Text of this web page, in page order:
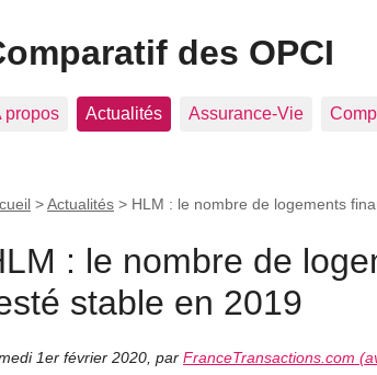
des OPCI
propos Actualités Assurance-Vie
>Actualités > HLM : le nombre de logements
: le nombre de
stable en 2019
1er février 2020 par FranceTransactions.com